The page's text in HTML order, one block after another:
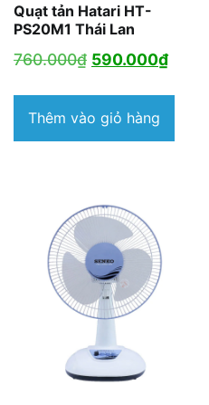
Quạt tản Hatari HT-
PS20M1 Thái Lan
760.000₫ Giá
là:
760.000₫.
590.000₫Giá
là:
Thêm vào giỏ hàng